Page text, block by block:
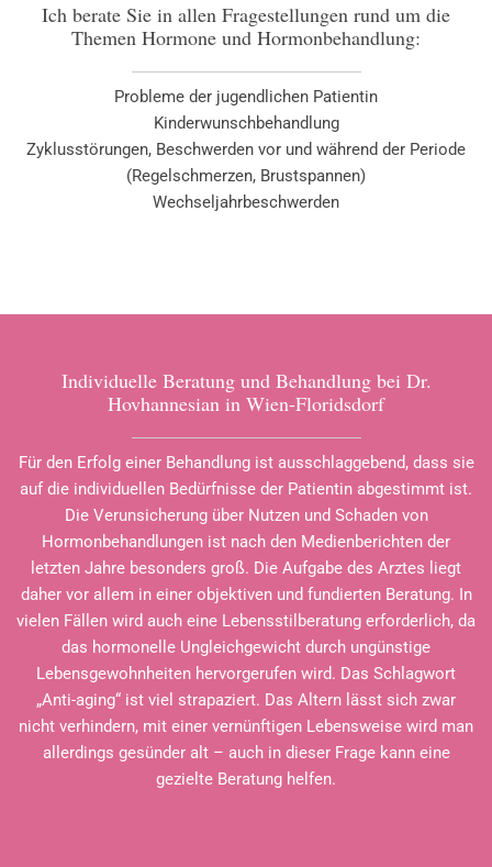
Ich berate Sie in allen Fragestellungen rund um die
Themen Hormone und Hormonbehandlung:
Probleme der jugendlichen Patientin
Kinderwunschbehandlung
Zyklusstörungen, Beschwerden vor und während der Periode
(Regelschmerzen, Brustspannen)
Wechseljahrbeschwerden
Individuelle Beratung und Behandlung bei Dr.
Hovhannesian in Wien-Floridsdorf
Für den Erfolg einer Behandlung ist ausschlaggebend, dass sie
auf die individuellen Bedürfnisse der Patientin abgestimmt ist.
Die Verunsicherung über Nutzen und Schaden von
Hormonbehandlungen ist nach den Medienberichten der
letzten Jahre besonders groß. Die Aufgabe des Arztes liegt
daher vor allem in einer objektiven und fundierten Beratung. In
vielen Fällen wird auch eine Lebensstilberatung erforderlich, da
das hormonelle Ungleichgewicht durch ungünstige
Lebensgewohnheiten hervorgerufen wird. Das Schlagwort
„Anti-aging“ ist viel strapaziert. Das Altern lässt sich zwar
nicht verhindern, mit einer vernünftigen Lebensweise wird man
allerdings gesünder alt – auch in dieser Frage kann eine
gezielte Beratung helfen.